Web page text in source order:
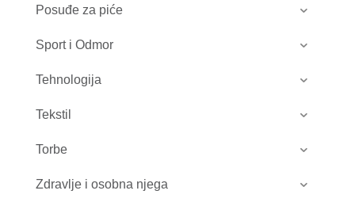
Posuđe za piće
Sport i Odmor
Tehnologija
Tekstil
Torbe
Zdravlje i osobna njega